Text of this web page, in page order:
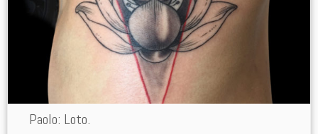
Paolo: Loto.